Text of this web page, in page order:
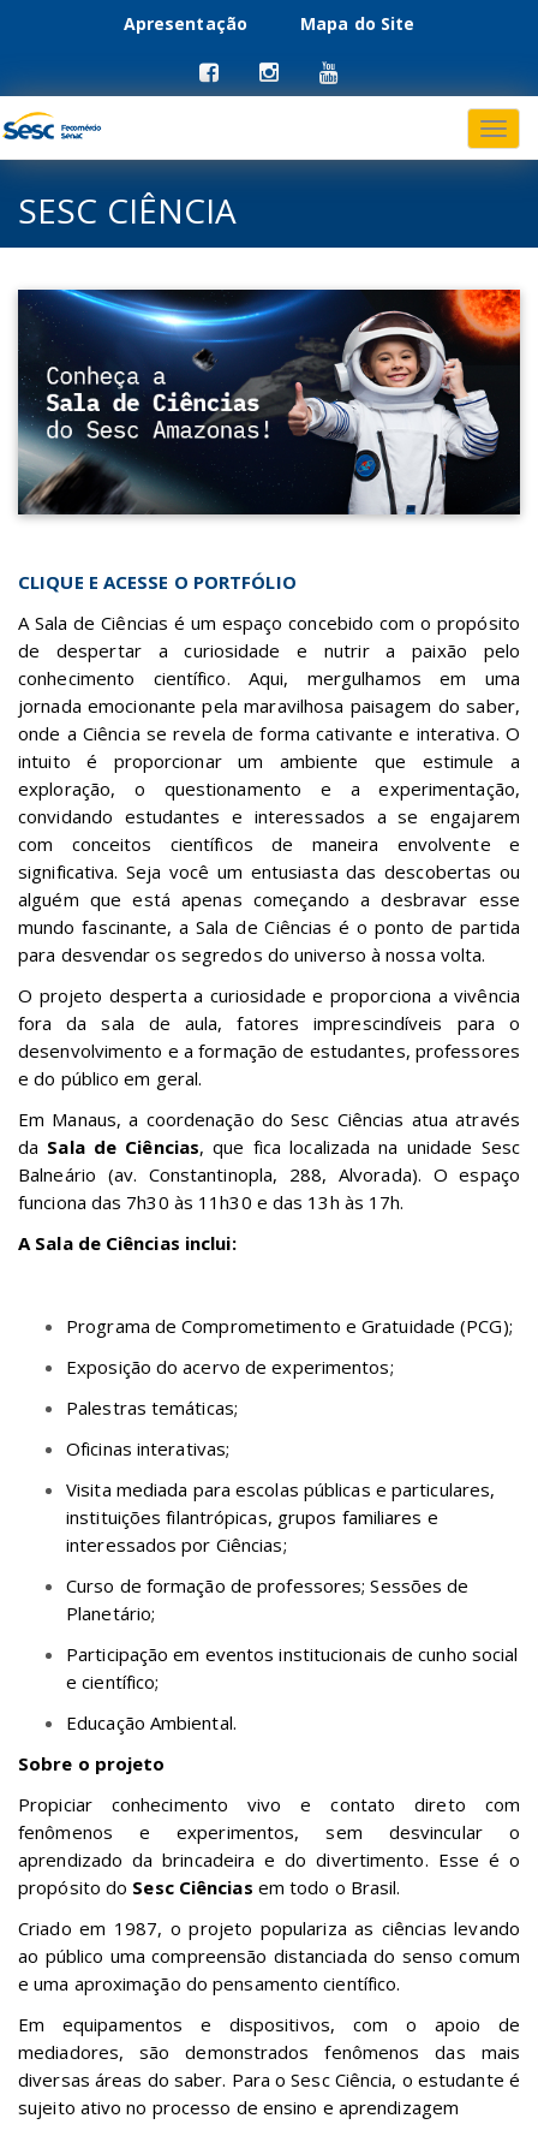
Apresentação Mapa do Site
Menu
primário
Pular
para
o
SESC CIÊNCIA
CLIQUE E ACESSE O PORTFÓLIO
A Sala de Ciências é um espaço concebido com o propósito
de despertar a curiosidade e nutrir a paixão pelo
conhecimento científico. Aqui, mergulhamos em uma
jornada emocionante pela maravilhosa paisagem do saber,
onde a Ciência se revela de forma cativante e interativa. O
intuito é proporcionar um ambiente que estimule a
exploração, o questionamento e a experimentação,
convidando estudantes e interessados a se engajarem
com conceitos científicos de maneira envolvente e
significativa. Seja você um entusiasta das descobertas ou
alguém que está apenas começando a desbravar esse
mundo fascinante, a Sala de Ciências é o ponto de partida
para desvendar os segredos do universo à nossa volta.
O projeto desperta a curiosidade e proporciona a vivência
fora da sala de aula, fatores imprescindíveis para o
desenvolvimento e a formação de estudantes, professores
e do público em geral.
Em Manaus, a coordenação do Sesc Ciências atua através
da Sala de Ciências, que fica localizada na unidade Sesc
Balneário (av. Constantinopla, 288, Alvorada). O espaço
funciona das 7h30 às 11h30 e das 13h às 17h.
A Sala de Ciências inclui:
Programa de Comprometimento e Gratuidade (PCG);
Exposição do acervo de experimentos;
Palestras temáticas;
Oficinas interativas;
Visita mediada para escolas públicas e particulares,
instituições filantrópicas, grupos familiares e
interessados por Ciências;
Curso de formação de professores; Sessões de
Planetário;
Participação em eventos institucionais de cunho social
e científico;
Educação Ambiental.
Sobre o projeto
Propiciar conhecimento vivo e contato direto com
fenômenos e experimentos, sem desvincular o
aprendizado da brincadeira e do divertimento. Esse é o
propósito do Sesc Ciências em todo o Brasil.
Criado em 1987, o projeto populariza as ciências levando
ao público uma compreensão distanciada do senso comum
e uma aproximação do pensamento científico.
Em equipamentos e dispositivos, com o apoio de
mediadores, são demonstrados fenômenos das mais
diversas áreas do saber. Para o Sesc Ciência, o estudante é
sujeito ativo no processo de ensino e aprendizagem